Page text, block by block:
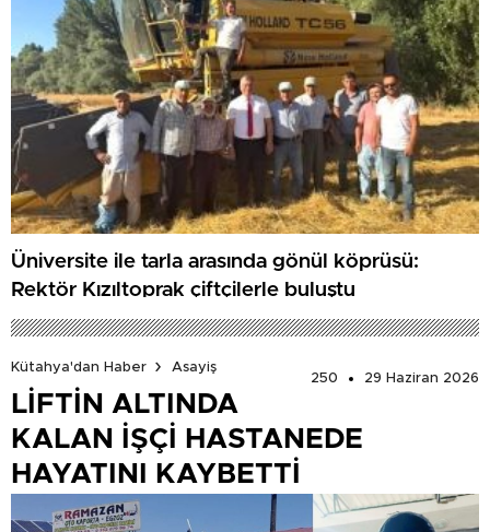
Üniversite ile tarla arasında gönül köprüsü:
Rektör Kızıltoprak çiftçilerle buluştu
Kütahya'dan Haber
Asayiş
250
29 Haziran 2026
LİFTİN ALTINDA
KALAN İŞÇİ HASTANEDE
HAYATINI KAYBETTİ